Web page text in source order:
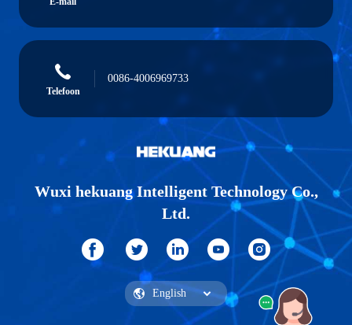
Telefoon
0086-4006969733
Wuxi hekuang Intelligent Technology Co.,
Ltd.